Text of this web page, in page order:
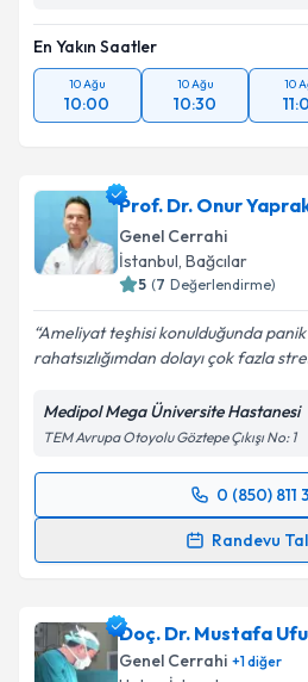
En Yakın Saatler
10 Ağu
10:00
10 Ağu
10:30
10
Prof. Dr. Onur
Genel Cerrahi
İstanbul, Bağcılar
5 (7 Değerlendirme)
Ameliyat teşhisi konulduğunda
rahatsızlığımdan dolayı çok fazla
Medipol Mega Üniversite Hastanesi
TEM Avrupa Otoyolu Göztepe Çıkışı No: 1
0 (850) 811
Randevu
Randevu Takvimi Talebi
takvim hazırlandığında e-
Doç. Dr. Mustafa
Genel Cerrahi +1diğer